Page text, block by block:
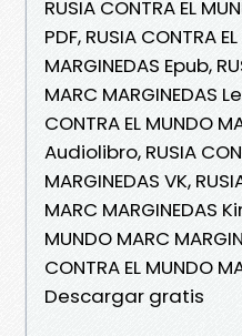
RUSIA CONTRA EL
PDF, RUSIA CONTRA
MARGINEDAS Epub,
MARC MARGINEDAS
CONTRA EL MUNDO
Audiolibro, RUSIA
MARGINEDAS VK,
MARC MARGINEDAS
MUNDO MARC
CONTRA EL MUNDO
Descargar gratis